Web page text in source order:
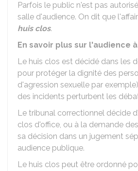
Parfois le public n'est pas
salle d'audience. On dit que
huis clos.
En savoir plus sur l'audience
Le huis clos est décidé dans les
pour protéger la dignité des
d'agression sexuelle par
des incidents perturbent les
Le tribunal correctionnel décide
clos d'office, ou à la demande
sa décision dans un jugement
audience publique.
Le huis clos peut être ordonné